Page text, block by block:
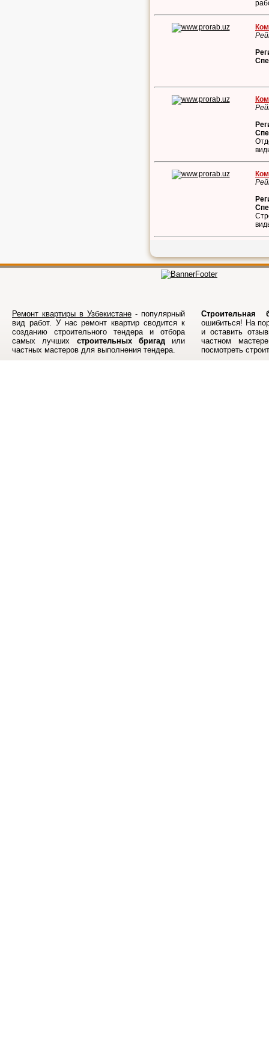
Ремонт квартиры в Узбекистане - популярный
вид работ. У нас ремонт квартир сводится к
созданию строительного тендера и отбора
самых лучших строительных бригадили
частных мастеров для выполнения тендера.
Строительная
ошибиться! На
и оставить
частном
посмотреть